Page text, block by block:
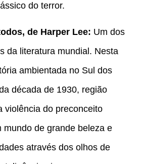
do terror.
de Harper Lee: Um dos
da literatura mundial. Nesta
ambientada no Sul dos
década de 1930, região
violência do preconceito
mundo de grande beleza e
através dos olhos de